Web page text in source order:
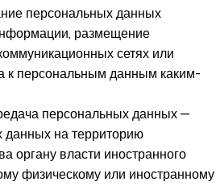
персональных данных
размещение
сетях или
к персональным данным каким-
персональных данных —
данных на территорию
органу власти иностранного
физическому или иностранному